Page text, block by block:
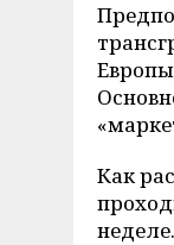
Как
неделе.